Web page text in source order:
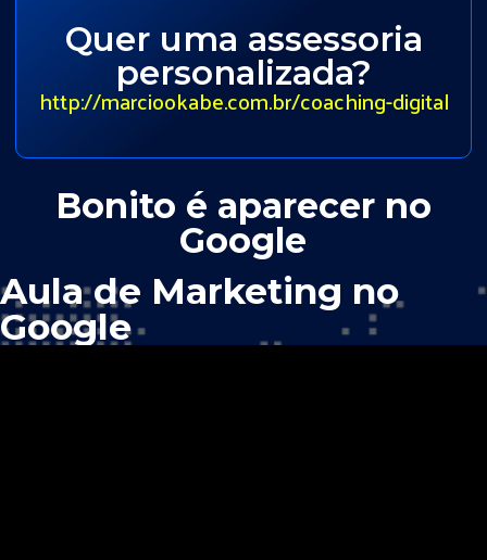
Quer uma assessoria
personalizada?
http://marciookabe.com.br/coaching-digital
Bonito é aparecer no
Google
Aula de Marketing no
Google